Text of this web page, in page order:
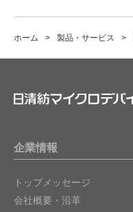
ホーム 製品・サービス
企業情報
トップメッセージ
会社概要・沿革